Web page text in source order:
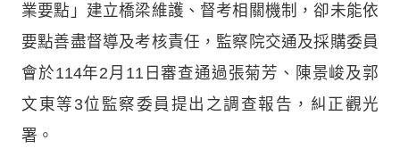
業要點」建立橋梁維護、督考相關機制，卻未能依
要點善盡督導及考核責任，監察院交通及採購委員
會於114年2月11日審查通過張菊芳、陳景峻及郭
文東等3位監察委員提出之調查報告，糾正觀光
署。